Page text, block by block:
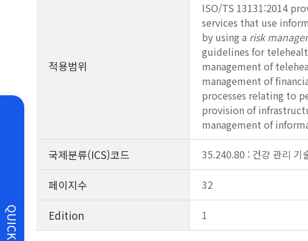
QUICK
적용범위
ISO/TS 13131:2014
services that use
by using a risk
guidelines for
management of
management of
processes relating to
provision of
management of
국제분류(ICS)코드 35.240.80 : 건강 관리 기
페이지수 32
Edition 1